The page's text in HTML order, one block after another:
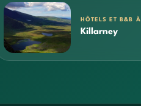
HÔTELS ET B&B À
Killarney